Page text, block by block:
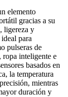
elemento
gracias a su
ligereza y
para
pulseras de
ropa inteligente e
basados ​​en
la temperatura
mientras
duración y